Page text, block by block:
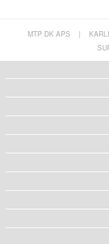
MTP DK APS |